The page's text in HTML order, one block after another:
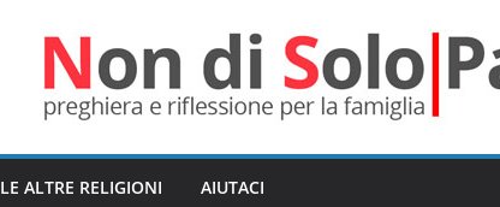
LE ALTRE RELIGIONI AIUTACI